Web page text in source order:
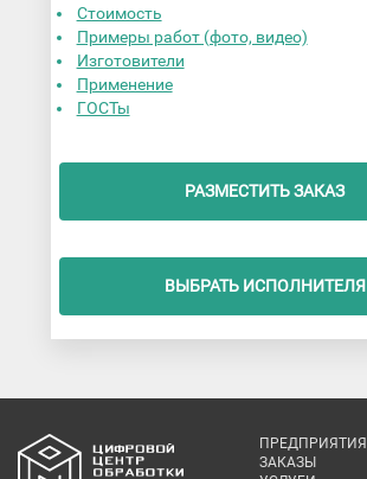
Стоимость
Примеры работ (фото, видео)
Изготовители
Применение
ГОСТы
РАЗМЕСТИТЬ ЗАКАЗ
ВЫБРАТЬ ИСПОЛНИТЕЛЯ
ПРЕДПРИЯТИЯ
ЗАКАЗЫ